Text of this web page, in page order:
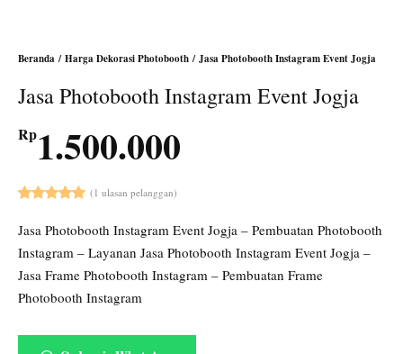
Beranda/Harga Dekorasi Photobooth/ Jasa Photobooth Instagram Event Jogja
Jasa Photobooth Instagram Event Jogja
Rp1.500.000
5.00dari 5
penilaian
pelanggan
( 1 ulasan pelanggan)
Jasa Photobooth Instagram Event Jogja – Pembuatan Photobooth
Instagram – Layanan Jasa Photobooth Instagram Event Jogja –
Jasa Frame Photobooth Instagram – Pembuatan Frame
Photobooth Instagram